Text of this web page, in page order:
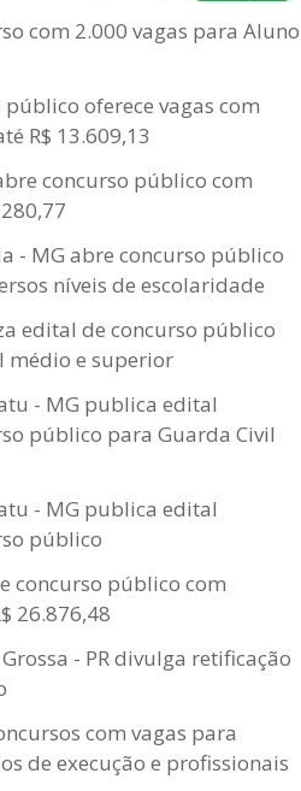
com 2.000 vagas para
público oferece vagas com
R$ 13.609,13
concurso público com
- MG abre concurso público
níveis de escolaridade
edital de concurso público
médio e superior
- MG publica edital
público para Guarda Civil
- MG publica edital
público
concurso público com
26.876,48
- PR divulga retificação
com vagas para
de execução e profissionais